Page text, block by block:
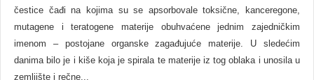
čestice čađi na kojima su se apsorbovale toksične, kanceregone,
mutagene i teratogene materije obuhvaćene jednim zajedničkim
imenom – postojane organske zagađujuće materije. U sledećim
danima bilo je i kiše koja je spirala te materije iz tog oblaka i unosila u
zemljište i rečne...